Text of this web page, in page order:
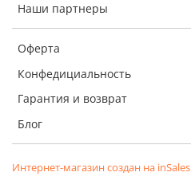
Наши партнеры
Оферта
Конфедициальность
Гарантия и возврат
Блог
Интернет-магазин создан на inSales